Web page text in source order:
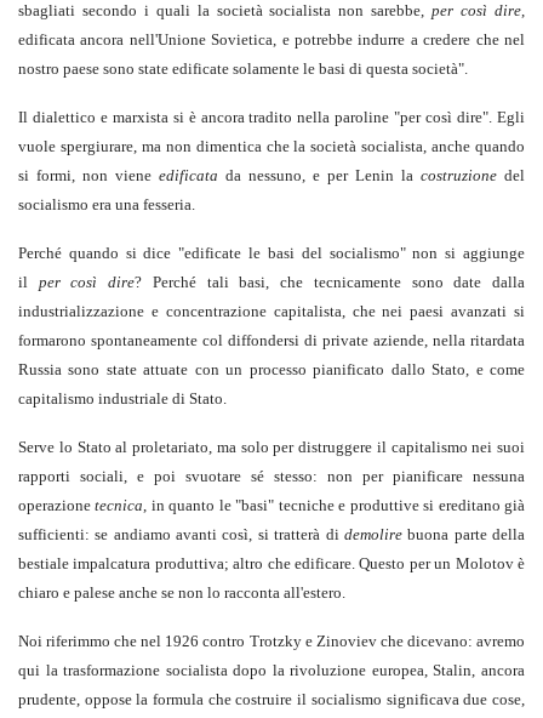
sbagliati secondo i quali la società socialista non sarebbe,per così dire,
edificata ancora nell'Unione Sovietica, e potrebbe indurre a credere che nel
nostro paese sono state edificate solamente le basi di questa società".
Il dialettico e marxista si è ancora tradito nella paroline "per così dire". Egli
vuole spergiurare, ma non dimentica che la società socialista, anche quando
si formi, non viene edificata da nessuno, e per Lenin la costruzione del
socialismo era una fesseria.
Perché quando si dice "edificate le basi del socialismo" non si aggiunge
il per così dire? Perché tali basi, che tecnicamente sono date dalla
industrializzazione e concentrazione capitalista, che nei paesi avanzati si
formarono spontaneamente col diffondersi di private aziende, nella ritardata
Russia sono state attuate con un processo pianificato dallo Stato, e come
capitalismo industriale di Stato.
Serve lo Stato al proletariato, ma solo per distruggere il capitalismo nei suoi
rapporti sociali, e poi svuotare sé stesso: non per pianificare nessuna
operazionetecnica, in quanto le "basi" tecniche e produttive si ereditano già
sufficienti: se andiamo avanti così, si tratterà di demolirebuona parte della
bestiale impalcatura produttiva; altro che edificare. Questo per un Molotov è
chiaro e palese anche se non lo racconta all'estero.
Noi riferimmo che nel 1926 contro Trotzky e Zinoviev che dicevano: avremo
qui la trasformazione socialista dopo la rivoluzione europea, Stalin, ancora
prudente, oppose la formula che costruire il socialismo significava due cose,